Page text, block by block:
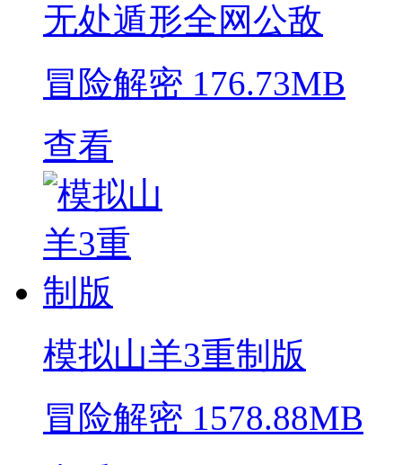
无处遁形全网公敌
冒险解密 176.73MB
查看
模拟山羊3重制版
冒险解密 1578.88MB